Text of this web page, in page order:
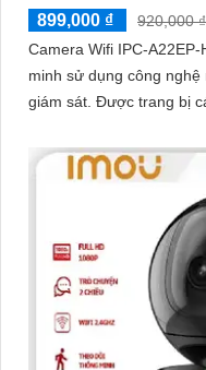
899,000 ₫
920,000 ₫
Camera Wifi IPC-
minh sử dụng công
giám sát. Được